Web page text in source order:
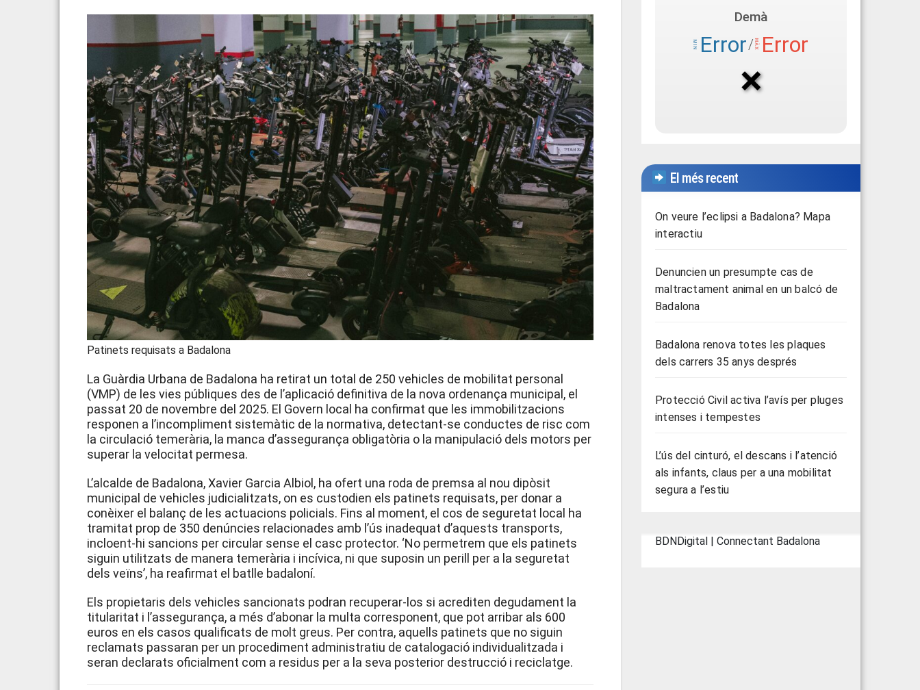
Patinets requisats a Badalona
La Guàrdia Urbana de Badalona ha retirat un total de 250 vehicles de mobilitat personal
(VMP) de les vies públiques des de l’aplicació definitiva de la nova ordenança municipal, el
passat 20 de novembre del 2025. El Govern local ha confirmat que les immobilitzacions
responen a l’incompliment sistemàtic de la normativa, detectant-se conductes de risc com
la circulació temerària, la manca d’assegurança obligatòria o la manipulació dels motors per
superar la velocitat permesa.
L’alcalde de Badalona, Xavier Garcia Albiol, ha ofert una roda de premsa al nou dipòsit
municipal de vehicles judicialitzats, on es custodien els patinets requisats, per donar a
conèixer el balanç de les actuacions policials. Fins al moment, el cos de seguretat local ha
tramitat prop de 350 denúncies relacionades amb l’ús inadequat d’aquests transports,
incloent-hi sancions per circular sense el casc protector. ‘No permetrem que els patinets
siguin utilitzats de manera temerària i incívica, ni que suposin un perill per a la seguretat
dels veïns’, ha reafirmat el batlle badaloní.
Els propietaris dels vehicles sancionats podran recuperar-los si acrediten degudament la
titularitat i l’assegurança, a més d’abonar la multa corresponent, que pot arribar als 600
euros en els casos qualificats de molt greus. Per contra, aquells patinets que no siguin
reclamats passaran per un procediment administratiu de catalogació individualitzada i
seran declarats oficialment com a residus per a la seva posterior destrucció i reciclatge.
El més recent
On veure l’eclipsi a Badalona? Mapa
interactiu
Denuncien un presumpte cas de
maltractament animal en un balcó de
Badalona
Badalona renova totes les plaques
dels carrers 35 anys després
Protecció Civil activa l’avís per pluges
intenses i tempestes
L’ús del cinturó, el descans i l’atenció
als infants, claus per a una mobilitat
segura a l’estiu
BDNDigital | Connectant Badalona